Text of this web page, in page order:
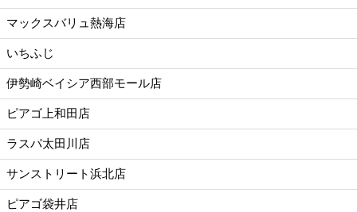
マックスバリュ熱海店
いちふじ
伊勢崎ベイシア西部モール店
ピアゴ上和田店
ラスパ太田川店
サンストリート浜北店
ピアゴ袋井店